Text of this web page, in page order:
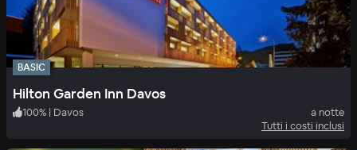
BASIC
Hilton Garden Inn Davos
100% | Davos
a notte
Tutti i costi inclusi